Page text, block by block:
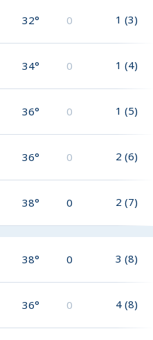
32° 0 1 (3)
34° 0 1 (4)
36° 0 1 (5)
36° 0 2 (6)
38° 0 2 (7)
38° 0 3 (8)
36° 0 4 (8)